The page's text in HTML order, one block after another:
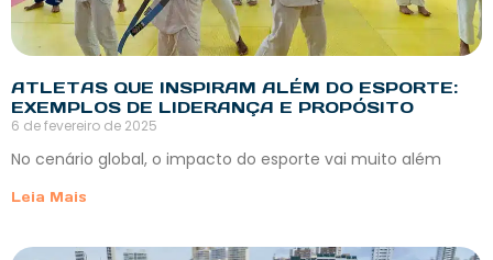
ATLETAS QUE INSPIRAM ALÉM DO ESPORTE:
EXEMPLOS DE LIDERANÇA E PROPÓSITO
6 de fevereiro de 2025
No cenário global, o impacto do esporte vai muito além
Leia Mais